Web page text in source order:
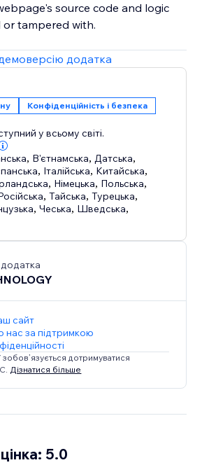
source code and logic
tampered with.
implemented through an
they take effect
the site loads, providing a
click protection mechanism for
додатка
Конфіденційність і безпека
у всьому світі.
, В'єтнамська, Датська,
, Італійська, Китайська,
, Німецька, Польська,
,Тайська,Турецька,
,Чеська, Шведська,
сайт
нас за підтримкою
дотримуватися
Дізнатися більше
5.0